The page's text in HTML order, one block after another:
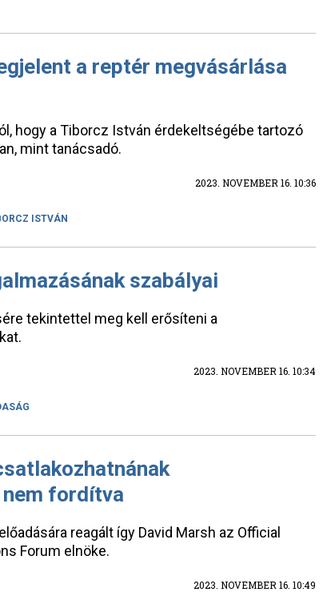
a reptér megvásárlása
hogy a Tiborcz István érdekeltségébe tartozó
mint tanácsadó.
2023. NOVEMBER 16. 10:36
ISTVÁN
szabályai
tekintettel meg kell erősíteni a
2023. NOVEMBER 16. 10:34
fordítva
reagált így David Marsh az Official
Forum elnöke.
2023. NOVEMBER 16. 10:49